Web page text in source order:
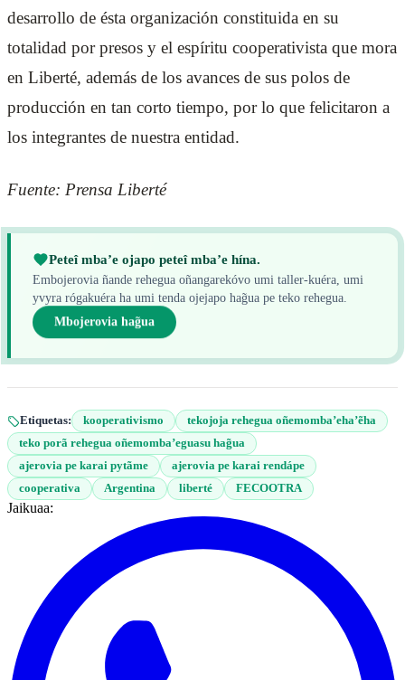
desarrollo de ésta organización constituida en su
totalidad por presos y el espíritu cooperativista que mora
en Liberté, además de los avances de sus polos de
producción en tan corto tiempo, por lo que felicitaron a
los integrantes de nuestra entidad.
Fuente: Prensa Liberté
Peteî mba’e ojapo peteî mba’e hína.
Embojerovia ñande rehegua oñangarekóvo umi taller-kuéra, umi
yvyra rógakuéra ha umi tenda ojejapo hag̃ua pe teko rehegua.
Mbojerovia hag̃ua
Etiquetas: kooperativismo
tekojoja rehegua oñemomba’eha’ẽha
teko porã rehegua oñemomba’eguasu hag̃ua
ajerovia pe karai pytãme
ajerovia pe karai rendápe
cooperativa
Argentina liberté FECOOTRA
Jaikuaa: